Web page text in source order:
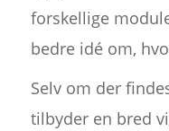
forskellige
bedre idé om,
Selv om der
tilbyder en bred